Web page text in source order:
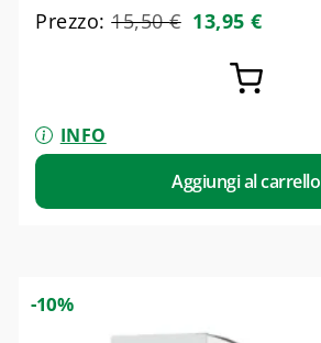
Prezzo:15,50€ 13,95€
INFO
Aggiungi al carrello
-10%